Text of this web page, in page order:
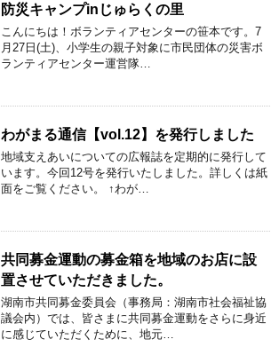
防災キャンプinじゅらくの里
こんにちは！ボランティアセンターの笹本です。7
月27日(土)、小学生の親子対象に市民団体の災害ボ
ランティアセンター運営隊…
わがまる通信【vol.12】を発行しました
地域支えあいについての広報誌を定期的に発行して
います。今回12号を発行いたしました。詳しくは紙
面をご覧ください。 ↑わが…
共同募金運動の募金箱を地域のお店に設
置させていただきました。
湖南市共同募金委員会（事務局：湖南市社会福祉協
議会内）では、皆さまに共同募金運動をさらに身近
に感じていただくために、地元…